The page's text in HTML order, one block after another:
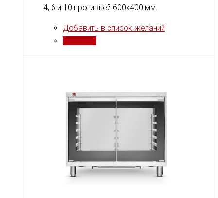
4, 6 и 10 противней 600x400 мм.
Добавить в список желаний